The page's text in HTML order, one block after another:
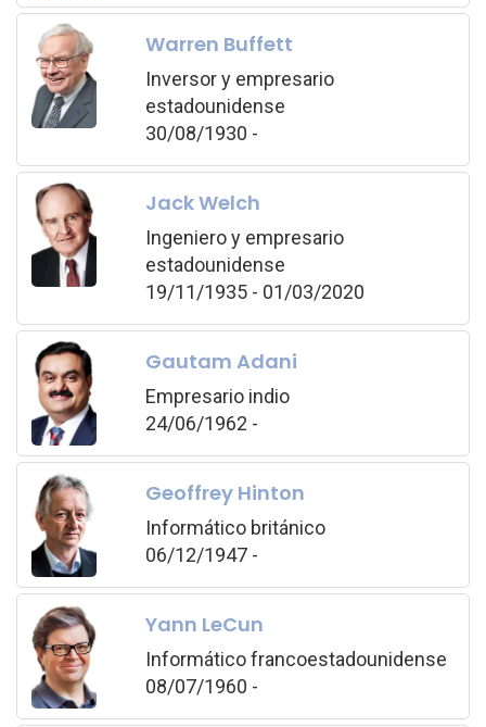
Warren Buffett
Inversor y empresario
estadounidense
30/08/1930 -
Jack Welch
Ingeniero y empresario
estadounidense
19/11/1935 - 01/03/2020
Gautam Adani
Empresario indio
24/06/1962 -
Geoffrey Hinton
Informático británico
06/12/1947 -
Yann LeCun
Informático francoestadounidense
08/07/1960 -